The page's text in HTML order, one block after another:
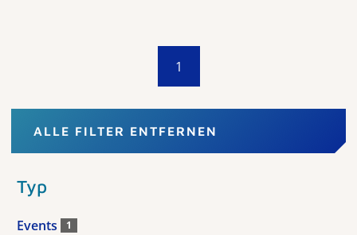
1
ALLE FILTER ENTFERNEN
Typ
Events 1